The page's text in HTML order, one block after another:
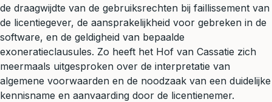
de draagwijdte van de gebruiksrechten bij faillissement van
de licentiegever, de aansprakelijkheid voor gebreken in de
software, en de geldigheid van bepaalde
exoneratieclausules. Zo heeft het Hof van Cassatie zich
meermaals uitgesproken over de interpretatie van
algemene voorwaarden en de noodzaak van een duidelijke
kennisname en aanvaarding door de licentienemer.